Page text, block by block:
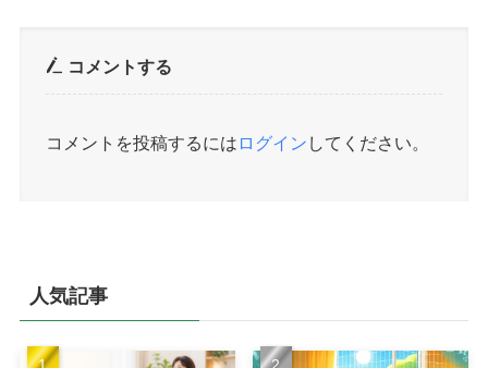
コメントする
コメントを投稿するには ログイン してください。
人気記事